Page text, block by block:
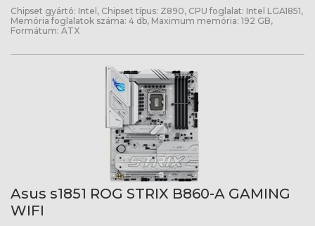
Chipset gyártó: Intel, Chipset típus: Z890, CPU foglalat: Intel LGA1851,
Memória foglalatok száma: 4 db, Maximum memória: 192 GB,
Formátum: ATX
Asus s1851 ROG STRIX B860-A GAMING
WIFI